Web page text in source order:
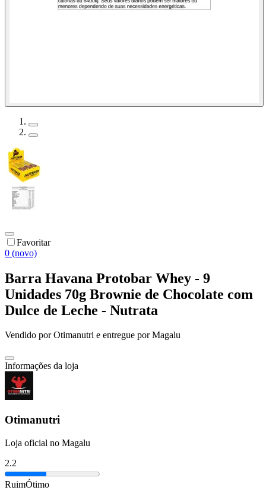
Favoritar
0 (novo)
Barra Havana Protobar Whey - 9
Unidades 70g Brownie de Chocolate com
Dulce de Leche - Nutrata
Vendido porOtimanutri e entregue por Magalu
Informações da loja
Otimanutri
Loja oficial no Magalu
2.2
RuimÓtimo